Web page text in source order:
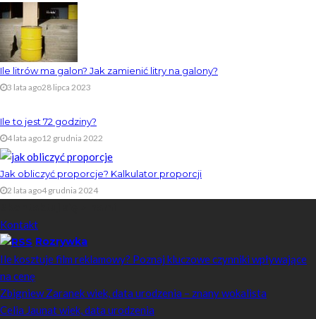
Ile litrów ma galon? Jak zamienić litry na galony?
3 lata ago28 lipca 2023
Ile to jest 72 godziny?
4 lata ago12 grudnia 2022
Jak obliczyć proporcje? Kalkulator proporcji
2 lata ago4 grudnia 2024
Kontakt
Rozrywka
Ile kosztuje film reklamowy? Poznaj kluczowe czynniki wpływające
na cenę
Zbigniew Zaranek wiek, data urodzenia – znany wokalista
Celia Jaunat wiek, data urodzenia